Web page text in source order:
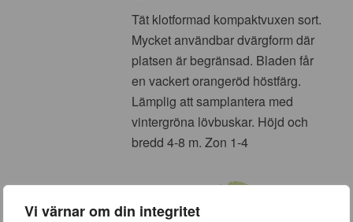
Vi värnar om din integritet
Tät klotformad kompaktvuxen sort.
Mycket användbar dvärgform där
platsen är begränsad. Bladen får
en vackert orangeröd höstfärg.
Lämplig att samplantera med
vintergröna lövbuskar. Höjd och
bredd 4-8 m. Zon 1-4